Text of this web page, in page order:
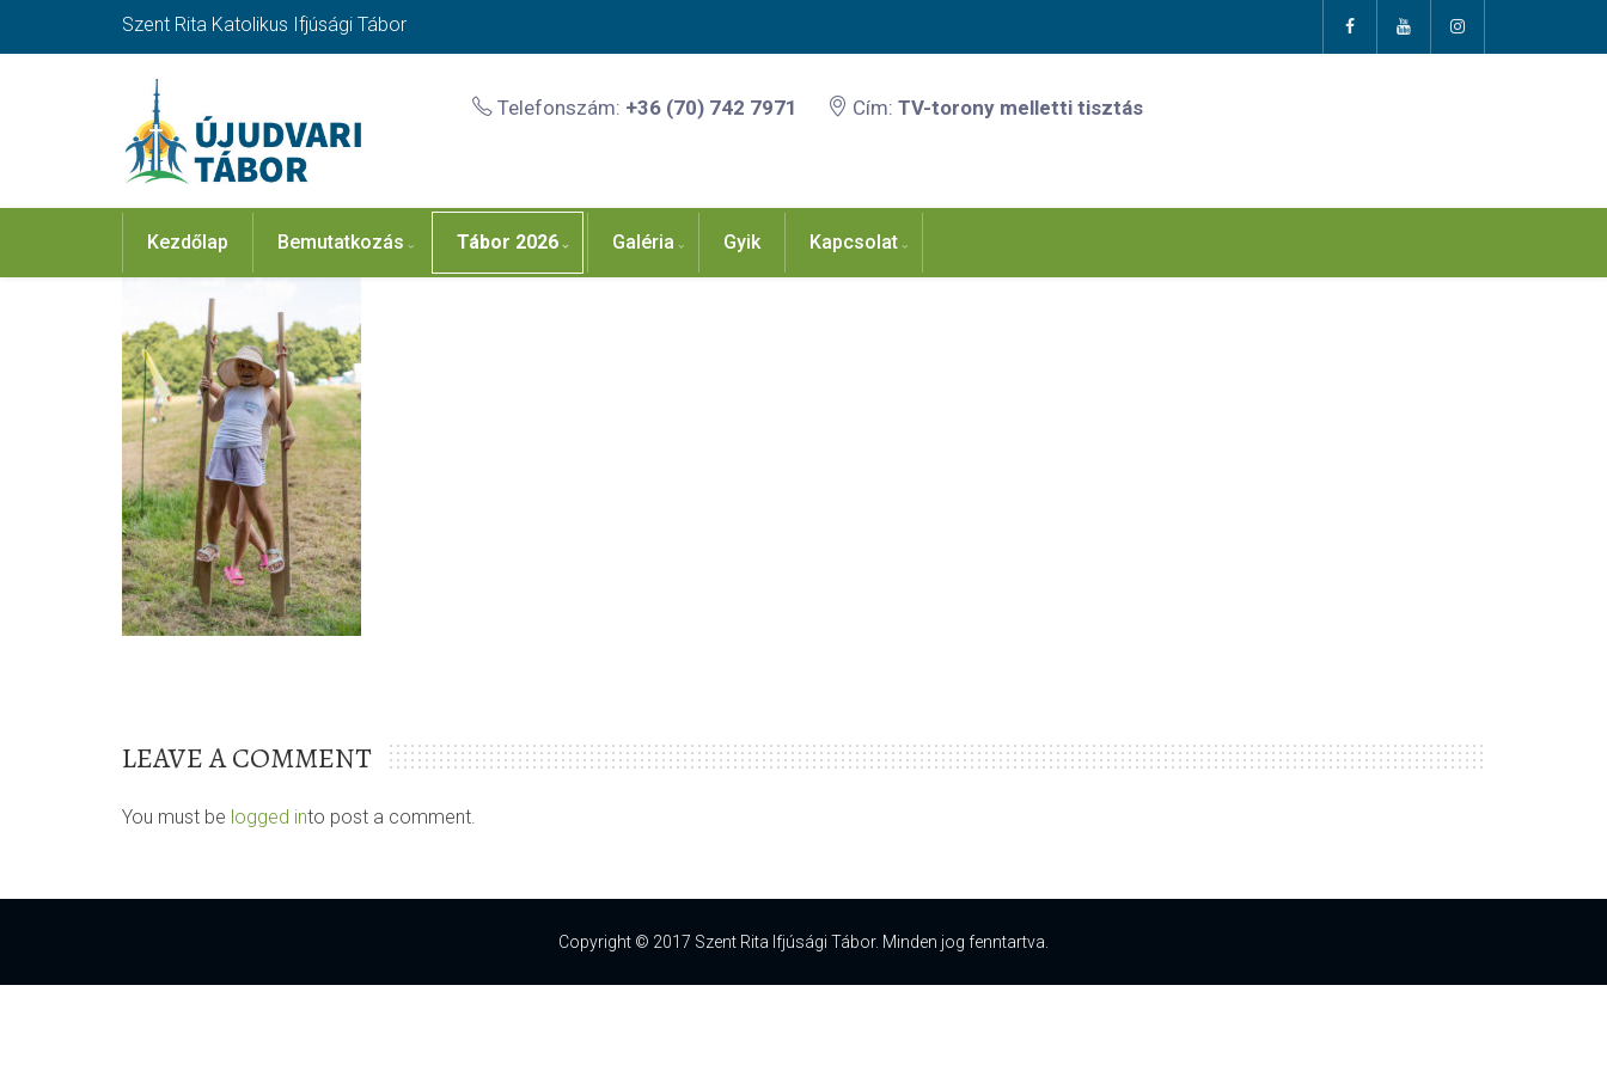
Szent Rita Katolikus Ifjúsági Tábor
Telefonszám: +36 (70) 742 7971 Cím: TV-torony melletti tisztás
Kezdőlap Bemutatkozás Tábor 2026 Galéria Gyik Kapcsolat
LEAVE A COMMENT
You must be logged into post a comment.
Copyright © 2017 Szent Rita Ifjúsági Tábor. Minden jog fenntartva.